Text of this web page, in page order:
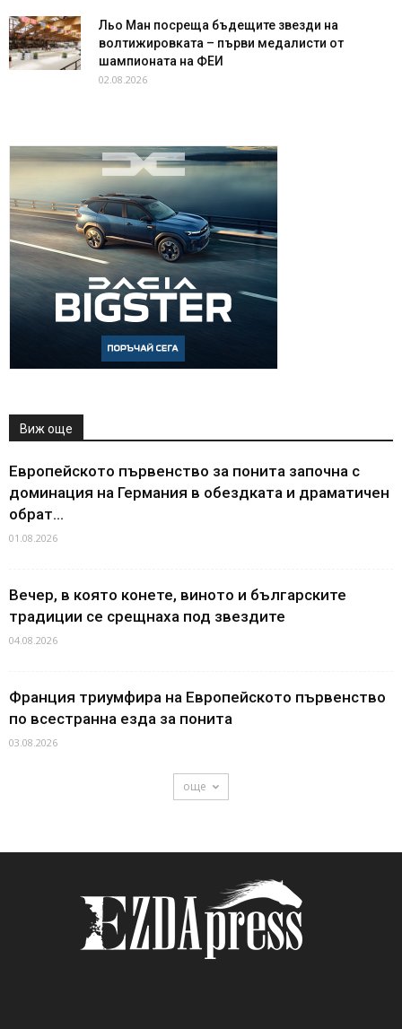
Льо Ман посреща бъдещите звезди на
волтижировката – първи медалисти от
шампионата на ФЕИ
02.08.2026
Виж още
Европейското първенство за понита започна с
доминация на Германия в обездката и драматичен
обрат...
01.08.2026
Вечер, в която конете, виното и българските
традиции се срещнаха под звездите
04.08.2026
Франция триумфира на Европейското първенство
по всестранна езда за понита
03.08.2026
още